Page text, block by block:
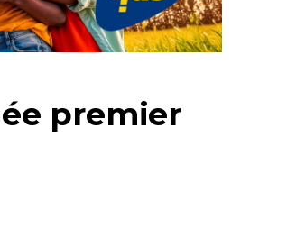
premier